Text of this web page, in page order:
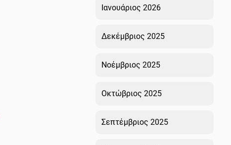
Ιανουάριος 2026
Δεκέμβριος 2025
Νοέμβριος 2025
Οκτώβριος 2025
Σεπτέμβριος 2025